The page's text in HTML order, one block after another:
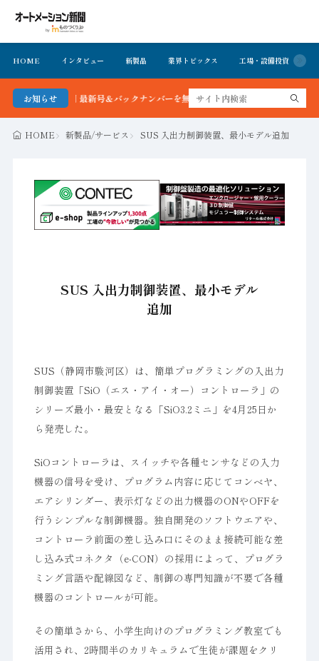
HOME インタビュー 新製品 業界トピックス 工場・設備投資
お知らせ
ョン新聞 最新号＆バックナンバーを無料で公開中 詳細はこちら
HOME 新製品/サービス SUS 入出力制御装置、最小モデル追加
SUS 入出力制御装置、最小モデル
追加
SUS（静岡市駿河区）は、簡単プログラミングの入出力
制御装置「SiO（エス・アイ・オー）コントローラ」の
シリーズ最小・最安となる「SiO3.2ミニ」を4月25日か
ら発売した。
SiOコントローラは、スイッチや各種センサなどの入力
機器の信号を受け、プログラム内容に応じてコンベヤ、
エアシリンダー、表示灯などの出力機器のONやOFFを
行うシンプルな制御機器。独自開発のソフトウエアや、
コントローラ前面の差し込み口にそのまま接続可能な差
し込み式コネクタ（e-CON）の採用によって、プログラ
ミング言語や配線図など、制御の専門知識が不要で各種
機器のコントロールが可能。
その簡単さから、小学生向けのプログラミング教室でも
活用され、2時間半のカリキュラムで生徒が課題をクリ